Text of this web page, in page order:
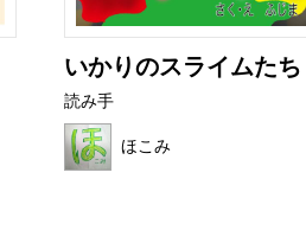
いかりのスライムたち
読み手
ほこみ